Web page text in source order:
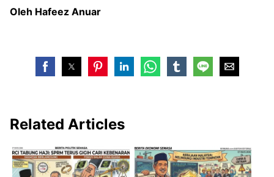
Oleh Hafeez Anuar
Related Articles